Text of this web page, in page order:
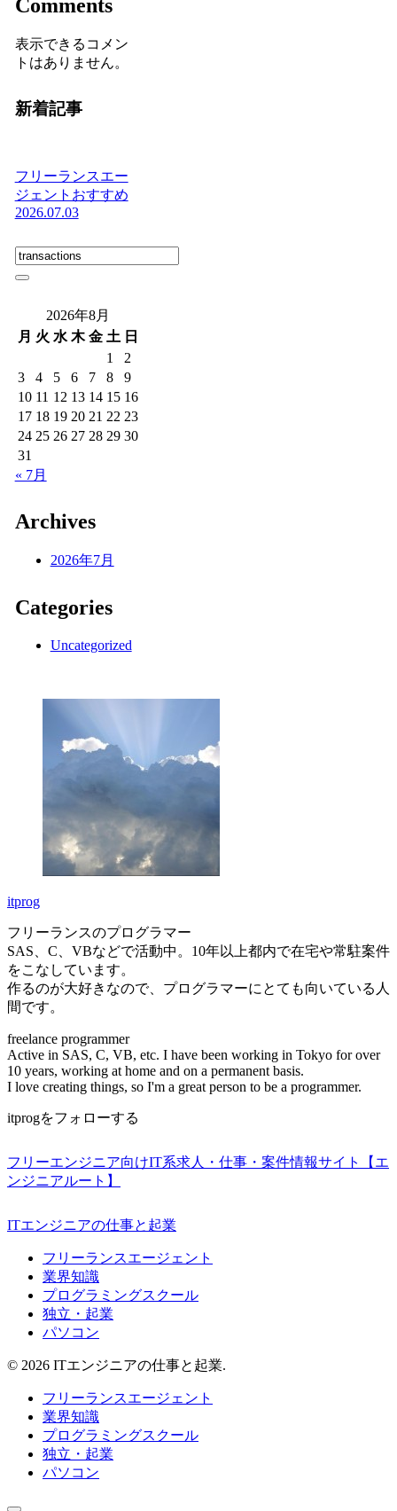
Comments
表示できるコメン
トはありません。
新着記事
フリーランスエー
ジェントおすすめ
2026.07.03
2026年8月
月 火 水 木 金 土 日
1
2
3
4 5 6 7 8
9
10 11 12 13 14 15 16
17 18 19 20 21 22 23
24 25 26 27 28 29 30
31
« 7月
Archives
2026年7月
Categories
Uncategorized
itprog
フリーランスのプログラマー
SAS、C、VBなどで活動中。10年以上都内で在宅や常駐案件
をこなしています。
作るのが大好きなので、プログラマーにとても向いている人
間です。
freelance programmer
Active in SAS, C, VB, etc. I have been working in Tokyo for over
10 years, working at home and on a permanent basis.
I love creating things, so I'm a great person to be a programmer.
itprogをフォローする
フリーエンジニア向けIT系求人・仕事・案件情報サイト【エ
ンジニアルート】
ITエンジニアの仕事と起業
フリーランスエージェント
業界知識
プログラミングスクール
独立・起業
パソコン
© 2026 ITエンジニアの仕事と起業.
フリーランスエージェント
業界知識
プログラミングスクール
独立・起業
パソコン